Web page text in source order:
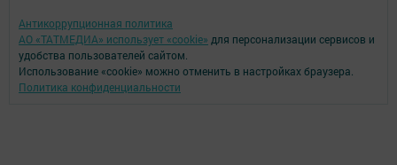
Антикоррупционная политика
АО «ТАТМЕДИА» использует «cookie» для персонализации сервисов и
удобства пользователей сайтом.
Использование «cookie» можно отменить в настройках браузера.
Политика конфиденциальности